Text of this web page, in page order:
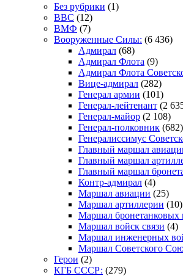
Без рубрики (1)
ВВС (12)
ВМФ (7)
Вооруженные Силы: (6 436)
Адмирал (68)
Адмирал Флота (9)
Адмирал Флота
Вице-адмирал (282)
Генерал армии (101)
Генерал-лейтенант (2
Генерал-майор (2 108)
Генерал-полковник (682)
Генералиссимус
Главный маршал
Главный маршал
Главный маршал
Контр-адмирал (4)
Маршал авиации (25)
Маршал артиллерии (10)
Маршал бронетанковых
Маршал войск связи (4)
Маршал инженерных
Маршал Советского
Герои (2)
КГБ СССР: (279)